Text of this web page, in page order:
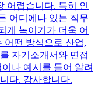
어렵습니다. 특히 인
어디에나 있는 직무
게 녹이기가 더욱 어
어떤 방식으로 산업,
자기소개서와 면접
나 예시를 들어 알려
다. 감사합니다.